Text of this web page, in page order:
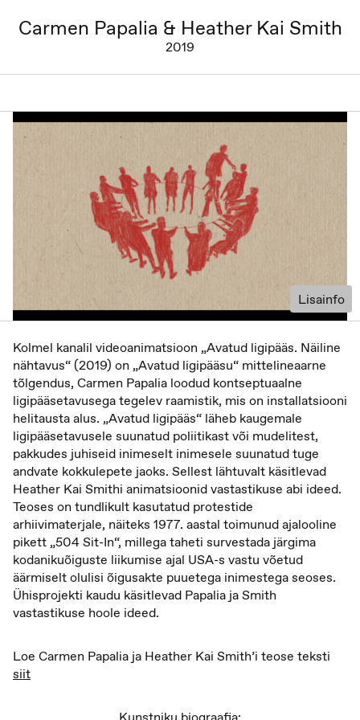
Carmen Papalia & Heather Kai Smith
2019
Lisainfo
Kolmel kanalil videoanimatsioon „Avatud ligipääs. Näiline
nähtavus“ (2019) on „Avatud ligipääsu“ mittelineaarne
tõlgendus, Carmen Papalia loodud kontseptuaalne
ligipääsetavusega tegelev raamistik, mis on installatsiooni
helitausta alus. „Avatud ligipääs“ läheb kaugemale
ligipääsetavusele suunatud poliitikast või mudelitest,
pakkudes juhiseid inimeselt inimesele suunatud tuge
andvate kokkulepete jaoks. Sellest lähtuvalt käsitlevad
Heather Kai Smithi animatsioonid vastastikuse abi ideed.
Teoses on tundlikult kasutatud protestide
arhiivimaterjale, näiteks 1977. aastal toimunud ajalooline
pikett „504 Sit-In“, millega taheti survestada järgima
kodanikuõiguste liikumise ajal USA-s vastu võetud
äärmiselt olulisi õigusakte puuetega inimestega seoses.
Ühisprojekti kaudu käsitlevad Papalia ja Smith
vastastikuse hoole ideed.
Loe Carmen Papalia ja Heather Kai Smith’i teose teksti
siit